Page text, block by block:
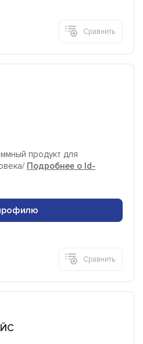
Сравнить
продукт для
Подробнее о Id-
Сравнить